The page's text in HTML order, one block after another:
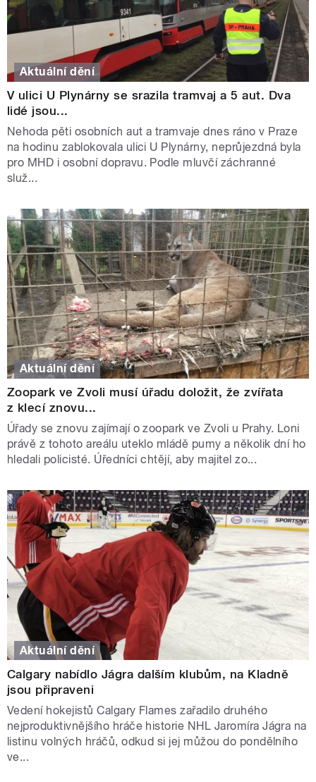
Aktuální dění
V ulici U Plynárny se srazila tramvaj a 5 aut. Dva
lidé jsou...
Nehoda pěti osobních aut a tramvaje dnes ráno v Praze
na hodinu zablokovala ulici U Plynárny, neprůjezdná byla
pro MHD i osobní dopravu. Podle mluvčí záchranné
služ...
Aktuální dění
Zoopark ve Zvoli musí úřadu doložit, že zvířata
z klecí znovu...
Úřady se znovu zajímají o zoopark ve Zvoli u Prahy. Loni
právě z tohoto areálu uteklo mládě pumy a několik dní ho
hledali policisté. Úředníci chtějí, aby majitel zo...
Aktuální dění
Calgary nabídlo Jágra dalším klubům, na Kladně
jsou připraveni
Vedení hokejistů Calgary Flames zařadilo druhého
nejproduktivnějšího hráče historie NHL Jaromíra Jágra na
listinu volných hráčů, odkud si jej můžou do pondělního
ve...